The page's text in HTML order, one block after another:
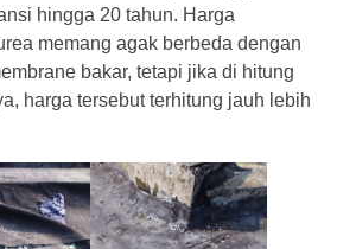
hingga 20 tahun. Harga
memang agak berbeda dengan
bakar, tetapi jika di hitung
harga tersebut terhitung jauh lebih